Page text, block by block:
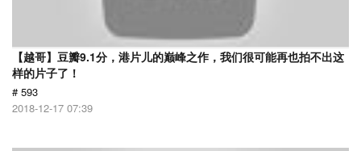
【越哥】豆瓣9.1分，港片儿的巅峰之作，我们很可能再也拍不出这
样的片子了！
# 593
2018-12-17 07:39